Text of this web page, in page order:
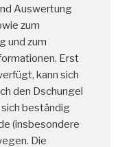
Auswertung
zum
und zum
Erst
kann sich
den Dschungel
beständig
(insbesondere
Die